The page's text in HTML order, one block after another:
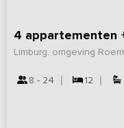
4 appartementen
Limburg, omgeving
8 - 24 12